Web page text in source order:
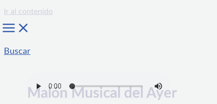
Ir al contenido
Buscar
Malón Musical del Ayer